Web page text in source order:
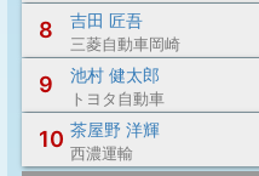
8 吉田 匠吾
三菱自動車岡崎
9 池村 健太郎
トヨタ自動車
10 茶屋野 洋輝
西濃運輸